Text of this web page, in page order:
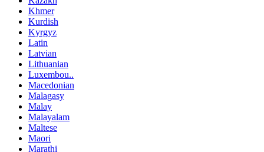
Khmer
Kurdish
Kyrgyz
Latin
Latvian
Lithuanian
Luxembou..
Macedonian
Malagasy
Malay
Malayalam
Maltese
Maori
Marathi